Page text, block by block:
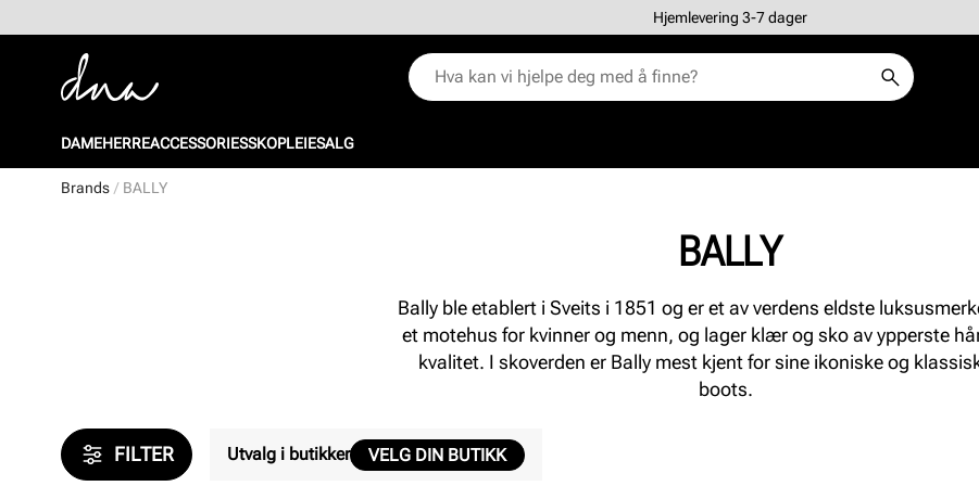
Hjemlevering 3-7 dager
DAMEHERREACCESSORIESSKOPLEIESALG
Brands BALLY
BALLY
Bally ble etablert i Sveits i 1851 og er et av verdens eldste
et motehus for kvinner og menn, og lager klær og sko av ypperste
kvalitet. I skoverden er Bally mest kjent for sine ikoniske og
boots.
FILTER Utvalg i butikker VELG DIN BUTIKK